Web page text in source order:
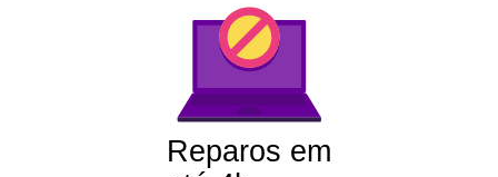
Reparos em